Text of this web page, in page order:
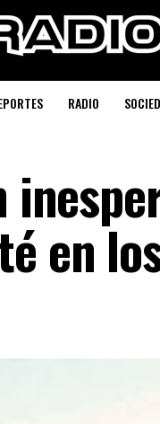
RADIO
en